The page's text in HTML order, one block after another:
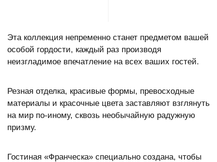
Эта коллекция непременно станет предметом вашей
особой гордости, каждый раз производя
неизгладимое впечатление на всех ваших гостей.
Резная отделка, красивые формы, превосходные
материалы и красочные цвета заставляют взглянуть
на мир по-иному, сквозь необычайную радужную
призму.
Гостиная «Франческа» специально создана, чтобы